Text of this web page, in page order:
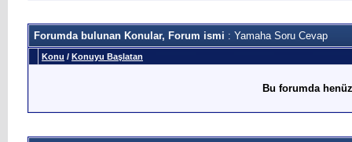
Forumda bulunan Konular, Forum ismi : Yamaha Soru Cevap
Konu / Konuyu Başlatan
Bu forumda